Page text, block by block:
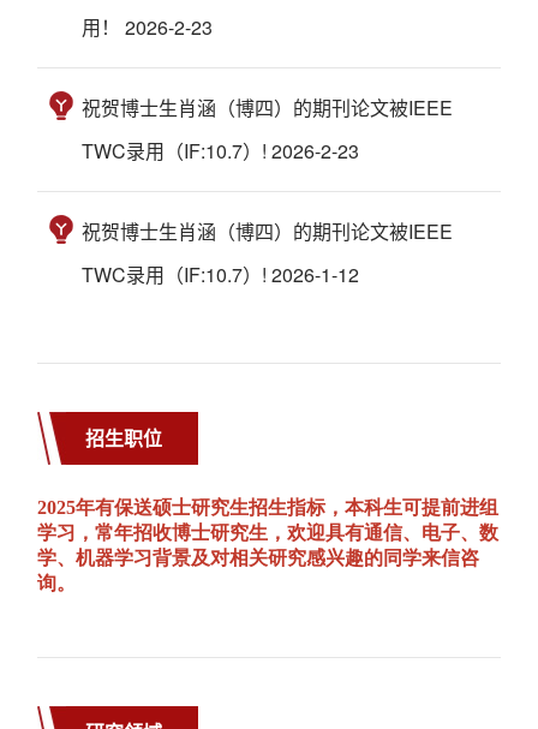
用！ 2026-2-23
祝贺博士生肖涵（博四）的期刊论文被IEEE
TWC录用（IF:10.7）! 2026-2-23
祝贺博士生肖涵（博四）的期刊论文被IEEE
TWC录用（IF:10.7）! 2026-1-12
招生职位